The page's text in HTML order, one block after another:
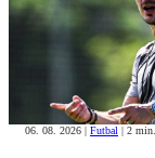
06. 08. 2026 | Futbal | 2